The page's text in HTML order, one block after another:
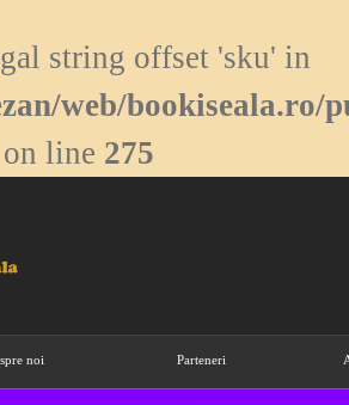
string offset 'sku' in
web/bookiseala.ro/
on line 275
noi Parteneri